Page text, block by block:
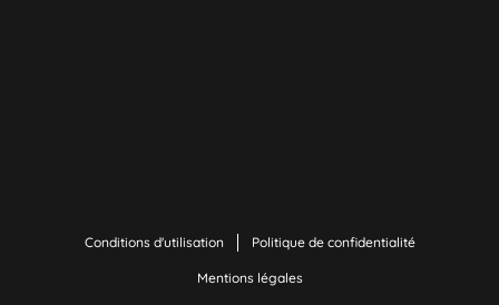
Conditions d'utilisation Politique de confidentialité
Mentions légales